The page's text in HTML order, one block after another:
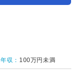
年収： 100万円未満